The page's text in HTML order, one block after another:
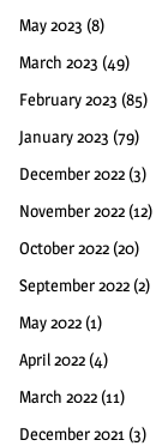
May 2023 (8)
March 2023 (49)
February 2023 (85)
January 2023 (79)
December 2022 (3)
November 2022 (12)
October 2022 (20)
September 2022 (2)
May 2022 (1)
April 2022 (4)
March 2022 (11)
December 2021 (3)